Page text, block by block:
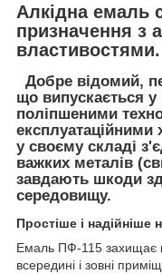
Алкідна емаль
призначення з
властивостями.
Добре відомий,
що випускається у
поліпшеними
експлуатаційними
у своєму складі
важких металів
завдають шкоди
середовищу.
Простіше і надійніше
Емаль ПФ-115 захищає
всередині і зовні